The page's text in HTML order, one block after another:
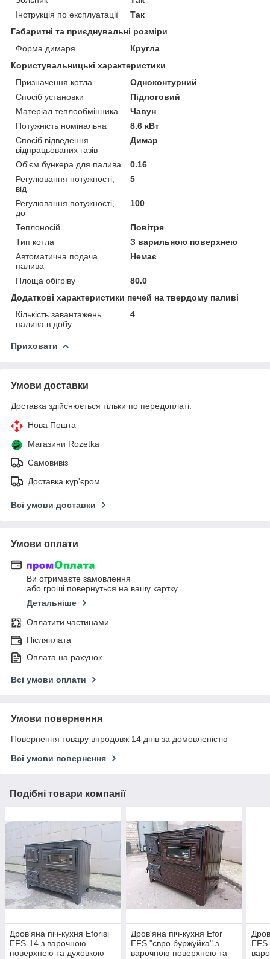
Інструкція по експлуатації
Так
Габаритні та приєднувальні розміри
Форма димаря
Кругла
Користувальницькі характеристики
Призначення котла
Одноконтурний
Спосіб установки
Підлоговий
Матеріал теплообмінника
Чавун
Потужність номінальна
8.6 кВт
Спосіб відведення
відпрацьованих газів
Димар
Об'єм бункера для палива
0.16
Регулювання потужності,
від
5
Регулювання потужності,
до
100
Теплоносій
Повітря
Тип котла
З варильною поверхнею
Автоматична подача
палива
Немає
Площа обігріву
80.0
Додаткові характеристики печей на твердому паливі
Кількість завантажень
палива в добу
4
Приховати
Умови доставки
Доставка здійснюється тільки по передоплаті.
Нова Пошта
Магазини Rozetka
Самовивіз
Доставка кур'єром
Всі умови доставки
Умови оплати
Ви отримаєте замовлення
або гроші повернуться на вашу картку
Детальніше
Оплатити частинами
Післяплата
Оплата на рахунок
Всі умови оплати
Умови повернення
Повернення товару впродовж 14 днів за домовленістю
Всі умови повернення
Подібні товари компанії
Дров'яна піч-кухня Eforisi
EFS-14 з варочною
поверхнею та духовкою
Дров'яна піч-кухня Efor
EFS "євро буржуйка" з
варочною поверхнею та